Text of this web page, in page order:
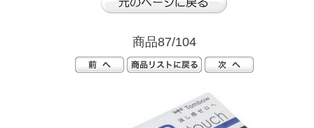
商品87/104